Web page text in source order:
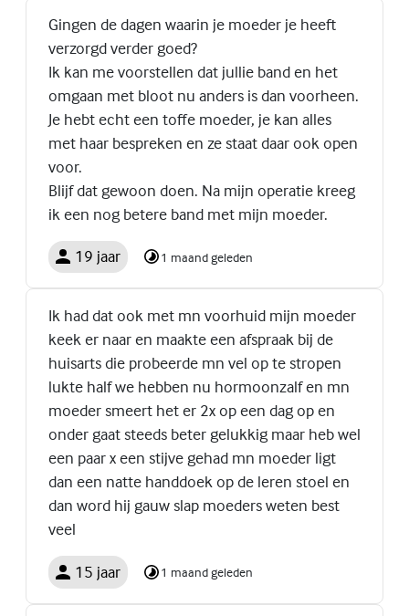
Gingen de dagen waarin je moeder je heeft
verzorgd verder goed?
Ik kan me voorstellen dat jullie band en het
omgaan met bloot nu anders is dan voorheen.
Je hebt echt een toffe moeder, je kan alles
met haar bespreken en ze staat daar ook open
voor.
Blijf dat gewoon doen. Na mijn operatie kreeg
ik een nog betere band met mijn moeder.
19 jaar 1 maand geleden
Ik had dat ook met mn voorhuid mijn moeder
keek er naar en maakte een afspraak bij de
huisarts die probeerde mn vel op te stropen
lukte half we hebben nu hormoonzalf en mn
moeder smeert het er 2x op een dag op en
onder gaat steeds beter gelukkig maar heb wel
een paar x een stijve gehad mn moeder ligt
dan een natte handdoek op de leren stoel en
dan word hij gauw slap moeders weten best
veel
15 jaar 1 maand geleden